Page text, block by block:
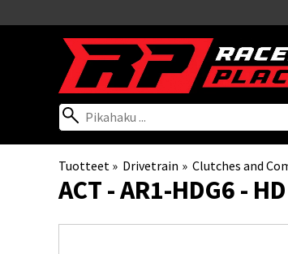
Tuotteet ‪» Drivetrain ‪» Clutches and
ACT - AR1-HDG6 -